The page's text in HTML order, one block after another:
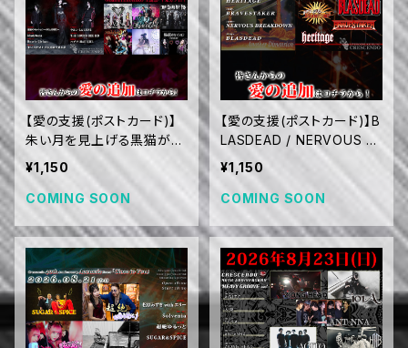
【愛の支援(ポストカード)】
朱い月を見上げる黒猫が見
る夢 / THE SOUND BEE
HD / ハヂチ-HADICHI- /
ラルン-LA LUNE- / Madyl
unA / Rose'n'Ciel(仙台)
/ (O.A.) 秘密のセッション～
NOAHMIX～ (9/23)
¥1,150
COMING SOON
【愛の支援(ポストカード)】B
LASDEAD / NERVOUS B
REAKDOWN / BRAVEST
AKER / HERITAGE (11/21)
¥1,150
COMING SOON